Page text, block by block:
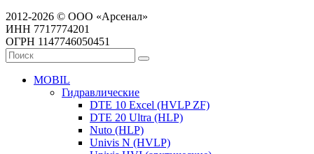
2012-2026 © ООО «Арсенал»
ИНН 7717774201
ОГРН 1147746050451
MOBIL
Гидравлические
DTE 10 Excel (HVLP ZF)
DTE 20 Ultra (HLP)
Nuto (HLP)
Univis N (HVLP)